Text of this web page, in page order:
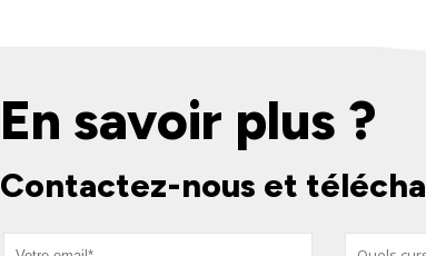
En savoir plus ?
Contactez-nous et